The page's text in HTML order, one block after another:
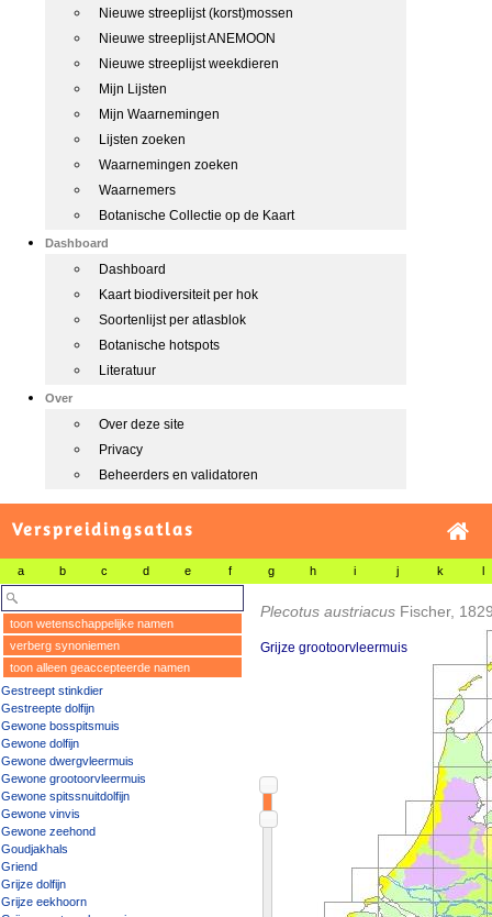
Nieuwe streeplijst (korst)mossen
Nieuwe streeplijst ANEMOON
Nieuwe streeplijst weekdieren
Mijn Lijsten
Mijn Waarnemingen
Lijsten zoeken
Waarnemingen zoeken
Waarnemers
Botanische Collectie op de Kaart
Dashboard
Dashboard
Kaart biodiversiteit per hok
Soortenlijst per atlasblok
Botanische hotspots
Literatuur
Over
Over deze site
Privacy
Beheerders en validatoren
Verspreidingsatlas
a b c d e f g h i j k l
toon wetenschappelijke namen
verberg synoniemen
toon alleen geaccepteerde namen
Gestreept stinkdier
Gestreepte dolfijn
Gewone bosspitsmuis
Gewone dolfijn
Gewone dwergvleermuis
Gewone grootoorvleermuis
Gewone spitssnuitdolfijn
Gewone vinvis
Gewone zeehond
Goudjakhals
Griend
Grijze dolfijn
Grijze eekhoorn
Plecotus austriacus Fischer,
Grijze grootoorvleermuis